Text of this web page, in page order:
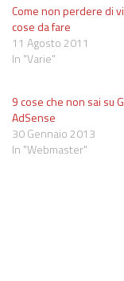
Come non perdere di
cose da fare
11 Agosto 2011
In "Varie"
9 cose che non sai su
AdSense
30 Gennaio 2013
In "Webmaster"